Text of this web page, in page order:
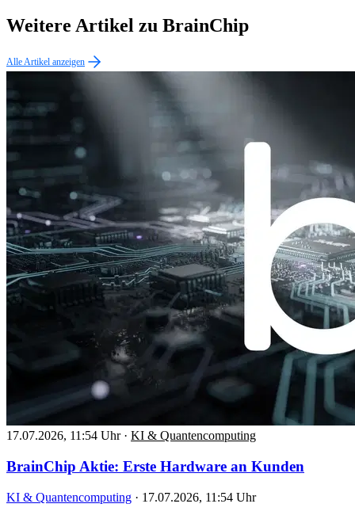
Weitere Artikel zu BrainChip
Alle Artikel anzeigen
17.07.2026, 11:54 Uhr · KI & Quantencomputing
BrainChip Aktie: Erste Hardware an Kunden
KI & Quantencomputing · 17.07.2026, 11:54 Uhr